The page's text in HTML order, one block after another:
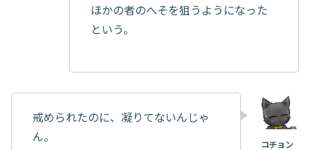
ほかの者のへそを狙うようになった
という。
戒められたのに、凝りてないんじゃ
ん。